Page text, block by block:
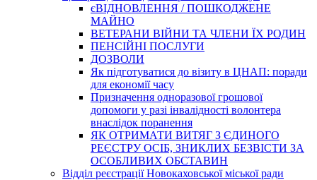
єВІДНОВЛЕННЯ / ПОШКОДЖЕНЕ
МАЙНО
ВЕТЕРАНИ ВІЙНИ ТА ЧЛЕНИ ЇХ РОДИН
ПЕНСІЙНІ ПОСЛУГИ
ДОЗВОЛИ
Як підготуватися до візиту в ЦНАП: поради
для економії часу
Призначення одноразової грошової
допомоги у разі інвалідності волонтера
внаслідок поранення
ЯК ОТРИМАТИ ВИТЯГ З ЄДИНОГО
РЕЄСТРУ ОСІБ, ЗНИКЛИХ БЕЗВІСТИ ЗА
ОСОБЛИВИХ ОБСТАВИН
Відділ реєстрації Новокаховської міської ради